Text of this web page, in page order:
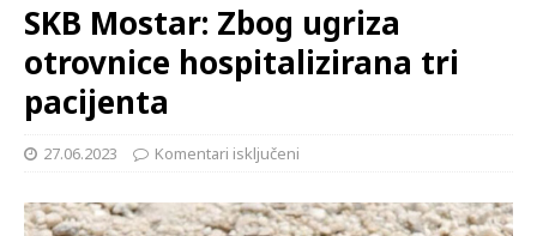
SKB Mostar: Zbog ugriza
otrovnice hospitalizirana tri
pacijenta
27.06.2023 Komentari isključeni